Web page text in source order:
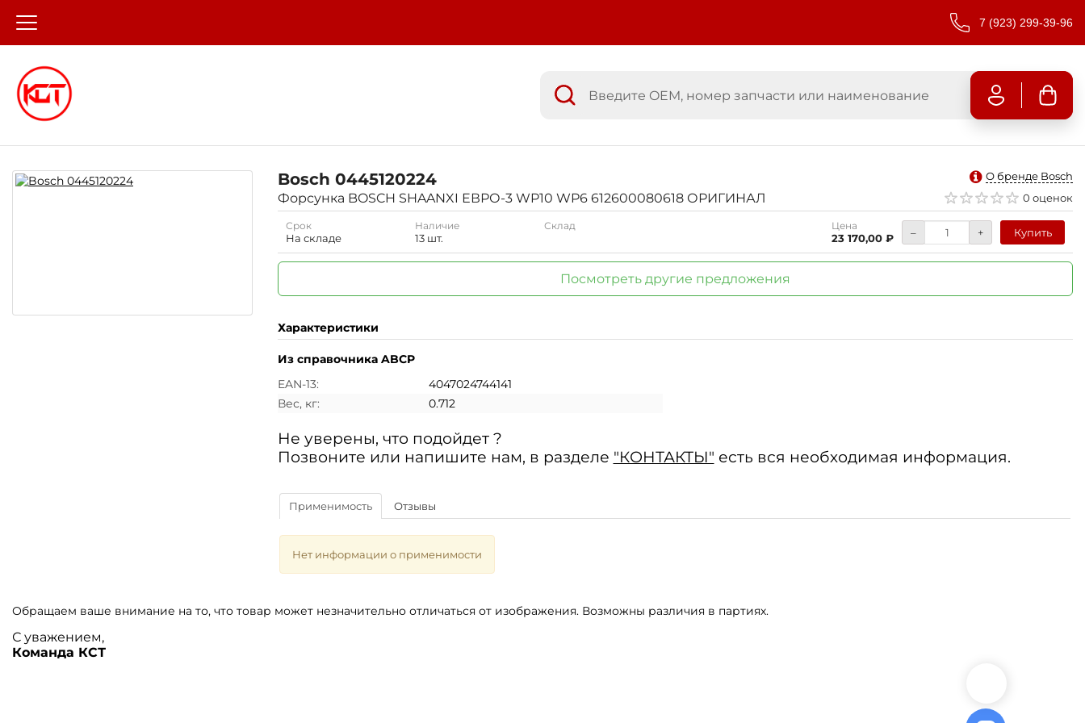
7 (923) 299-39-96
О бренде Bosch
0 оценок
Bosch 0445120224
Форсунка BOSCH SHAANXI ЕВРО-3 WP10 WP6 612600080618 ОРИГИНАЛ
Срок
На складе
Наличие
13 шт.
Склад Цена
23 170,00 ₽ – + Купить
Посмотреть другие предложения
Характеристики
Из справочника ABCP
EAN-13:
4047024744141
Вес, кг:
0.712
Не уверены, что подойдет ?
Позвоните или напишите нам, в разделе "КОНТАКТЫ" есть вся необходимая информация.
Применимость Отзывы
Нет информации о применимости
Обращаем ваше внимание на то, что товар может незначительно отличаться от изображения. Возможны различия в партиях.
С уважением,
Команда КСТ